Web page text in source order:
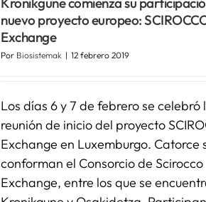
nuevo proyecto europeo:
Exchange
Por Biosistemak | 12 febrero 2019
Los días 6 y 7 de febrero se celebró
reunión de inicio del proyecto
Exchange en Luxemburgo. Catorce
conforman el Consorcio de Scirocco
Exchange, entre los que se